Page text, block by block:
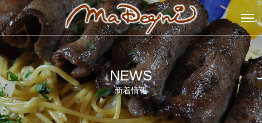
NEWS
新着情報